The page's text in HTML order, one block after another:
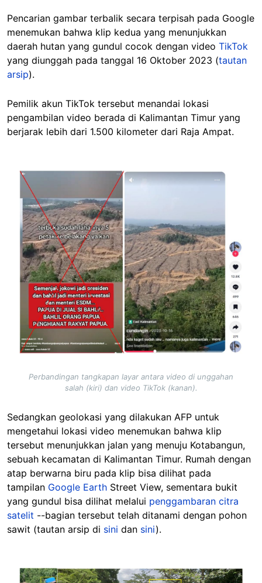
Pencarian gambar terbalik secara terpisah pada Google
menemukan bahwa klip kedua yang menunjukkan
daerah hutan yang gundul cocok dengan video TikTok
yang diunggah pada tanggal 16 Oktober 2023 (tautan
arsip).
Pemilik akun TikTok tersebut menandai lokasi
pengambilan video berada di Kalimantan Timur yang
berjarak lebih dari 1.500 kilometer dari Raja Ampat.
Image
Perbandingan tangkapan layar antara video di unggahan
salah (kiri) dan video TikTok (kanan).
Sedangkan geolokasi yang dilakukan AFP untuk
mengetahui lokasi video menemukan bahwa klip
tersebut menunjukkan jalan yang menuju Kotabangun,
sebuah kecamatan di Kalimantan Timur. Rumah dengan
atap berwarna biru pada klip bisa dilihat pada
tampilan Google Earth Street View, sementara bukit
yang gundul bisa dilihat melalui penggambaran citra
satelit --bagian tersebut telah ditanami dengan pohon
sawit (tautan arsip di sini dan sini).
Image